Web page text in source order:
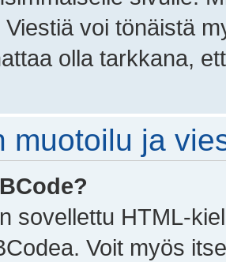
Viestiä voi tönäistä
olla tarkkana,
muotoilu ja
sovellettu HTML-
Voit myös